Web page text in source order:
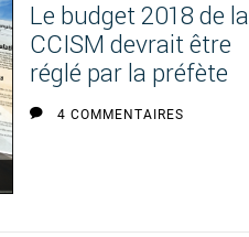
Le budget 2018 de la
CCISM devrait être
réglé par la préfète
4 COMMENTAIRES